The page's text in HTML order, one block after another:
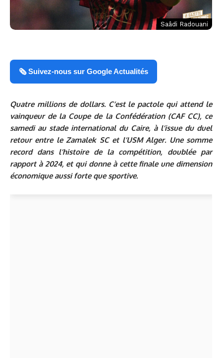
Saâdi Radouani
🗞️ Suivez-nous sur Google Actualités
Quatre millions de dollars. C’est le pactole qui attend le
vainqueur de la Coupe de la Confédération (CAF CC), ce
samedi au stade international du Caire, à l’issue du duel
retour entre le Zamalek SC et l’USM Alger. Une somme
record dans l’histoire de la compétition, doublée par
rapport à 2024, et qui donne à cette finale une dimension
économique aussi forte que sportive.